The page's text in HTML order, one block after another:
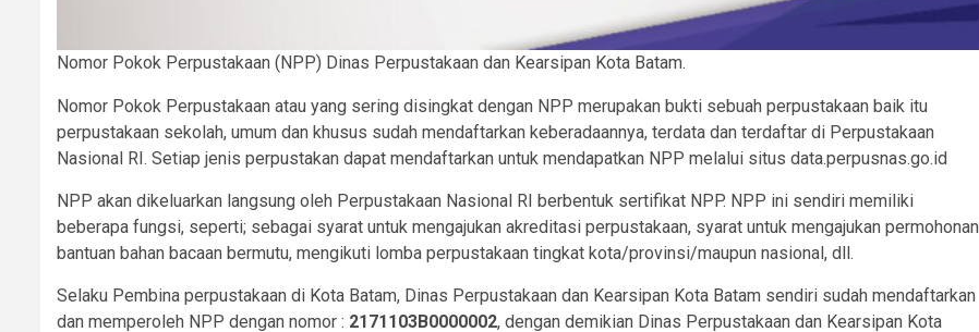
Nomor Pokok Perpustakaan (NPP) Dinas Perpustakaan dan Kearsipan Kota Batam.
Nomor Pokok Perpustakaan atau yang sering disingkat dengan NPP merupakan bukti sebuah perpustakaan baik itu
perpustakaan sekolah, umum dan khusus sudah mendaftarkan keberadaannya, terdata dan terdaftar di Perpustakaan
Nasional RI. Setiap jenis perpustakan dapat mendaftarkan untuk mendapatkan NPP melalui situs data.perpusnas.go.id
NPP akan dikeluarkan langsung oleh Perpustakaan Nasional RI berbentuk sertifikat NPP. NPP ini sendiri memiliki
beberapa fungsi, seperti; sebagai syarat untuk mengajukan akreditasi perpustakaan, syarat untuk mengajukan permohonan
bantuan bahan bacaan bermutu, mengikuti lomba perpustakaan tingkat kota/provinsi/maupun nasional, dll.
Selaku Pembina perpustakaan di Kota Batam, Dinas Perpustakaan dan Kearsipan Kota Batam sendiri sudah mendaftarkan
dan memperoleh NPP dengan nomor : 2171103B0000002, dengan demikian Dinas Perpustakaan dan Kearsipan Kota